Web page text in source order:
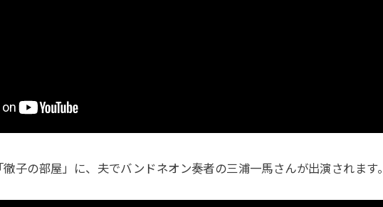
子の部屋」に、夫でバンドネオン奏者の三浦一馬さんが出演されます。